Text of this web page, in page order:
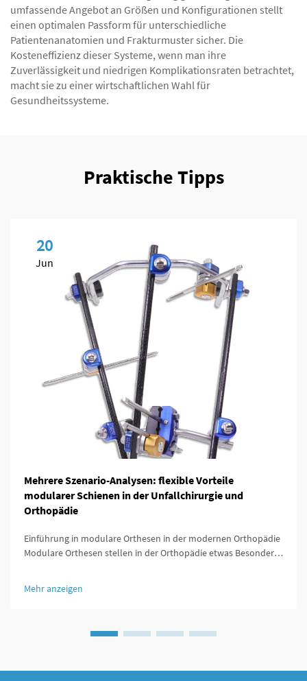
umfassende Angebot an Größen und Konfigurationen stellt
einen optimalen Passform für unterschiedliche
Patientenanatomien und Frakturmuster sicher. Die
Kosteneffizienz dieser Systeme, wenn man ihre
Zuverlässigkeit und niedrigen Komplikationsraten betrachtet,
macht sie zu einer wirtschaftlichen Wahl für
Gesundheitssysteme.
Praktische Tipps
20
Jun
Mehrere Szenario-Analysen: flexible Vorteile
modularer Schienen in der Unfallchirurgie und
Orthopädie
Einführung in modulare Orthesen in der modernen Orthopädie
Modulare Orthesen stellen in der Orthopädie etwas Besonderes
diese Orthesen besonders auszeichnet, ist ...
Mehr anzeigen